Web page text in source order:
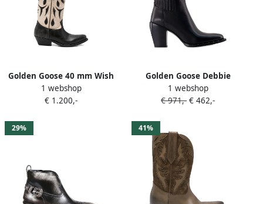
Golden Goose 40 mm Wish
Star laarzen in western-stijl
met borduurwerk Zwart
1 webshop
€ 1.200,-
Golden Goose Debbie
enkellaarzen met puntige
neus Zwart
1 webshop
€ 971,- € 462,-
29% 41%